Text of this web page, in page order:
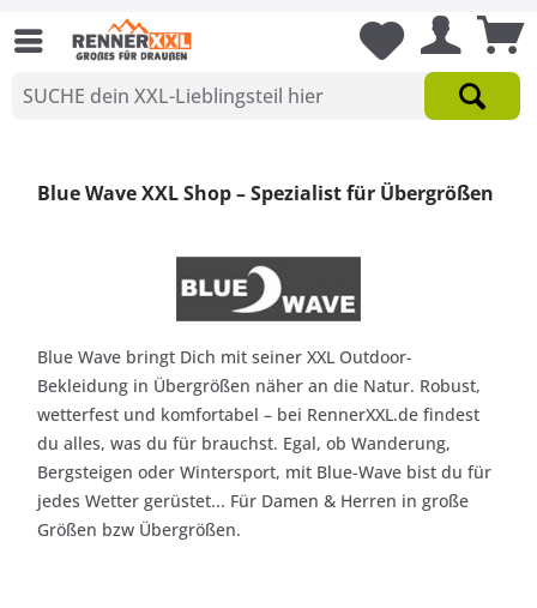
Blue Wave XXL Shop – Spezialist für Übergrößen
Blue Wave bringt Dich mit seiner XXL Outdoor-
Bekleidung in Übergrößen näher an die Natur. Robust,
wetterfest und komfortabel – bei RennerXXL.de findest
du alles, was du für brauchst. Egal, ob Wanderung,
Bergsteigen oder Wintersport, mit Blue-Wave bist du für
jedes Wetter gerüstet... Für Damen & Herren in große
Größen bzw Übergrößen.